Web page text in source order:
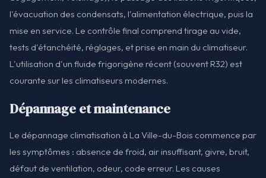
l'évacuation des condensats, l'alimentation électrique, puis la
mise en service. Le contrôle final comprend tirage au vide,
tests d'étanchéité, réglages, et prise en main du climatiseur.
L'utilisation d'un fluide frigorigène récent (souvent R32) est
courante sur les climatiseurs modernes.
Dépannage et maintenance
Le dépannage climatisation à La Ville-du-Bois commence par
les symptômes : absence de froid, air insuffisant, givre, bruit,
défaut de ventilation, odeur, code erreur. Les causes